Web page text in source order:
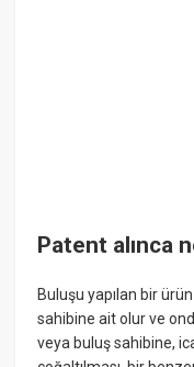
Patent alınca
Buluşu yapılan bir
sahibine ait olur ve
veya buluş sahibine,